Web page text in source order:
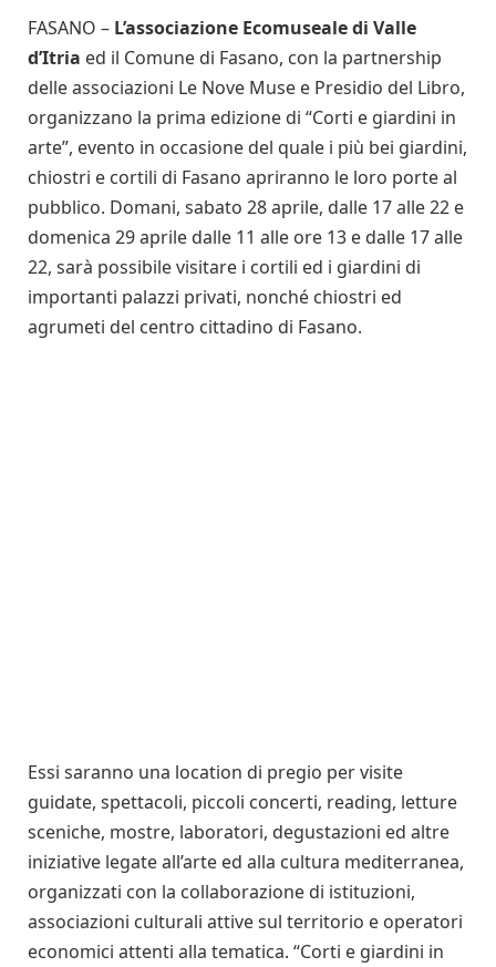
FASANO – L’associazione Ecomuseale di Valle
d’Itria ed il Comune di Fasano, con la partnership
delle associazioni Le Nove Muse e Presidio del Libro,
organizzano la prima edizione di “Corti e giardini in
arte”, evento in occasione del quale i più bei giardini,
chiostri e cortili di Fasano apriranno le loro porte al
pubblico. Domani, sabato 28 aprile, dalle 17 alle 22 e
domenica 29 aprile dalle 11 alle ore 13 e dalle 17 alle
22, sarà possibile visitare i cortili ed i giardini di
importanti palazzi privati, nonché chiostri ed
agrumeti del centro cittadino di Fasano.
Essi saranno una location di pregio per visite
guidate, spettacoli, piccoli concerti, reading, letture
sceniche, mostre, laboratori, degustazioni ed altre
iniziative legate all’arte ed alla cultura mediterranea,
organizzati con la collaborazione di istituzioni,
associazioni culturali attive sul territorio e operatori
economici attenti alla tematica. “Corti e giardini in